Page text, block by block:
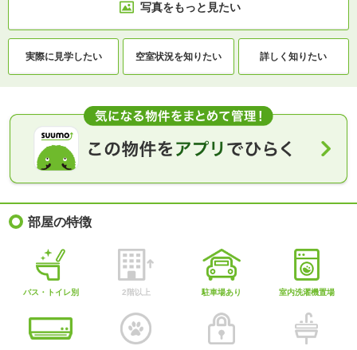
写真をもっと見たい
実際に見学したい 空室状況を知りたい 詳しく知りたい
部屋の特徴
バス・トイレ別 2階以上 駐車場あり 室内洗濯機置場